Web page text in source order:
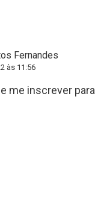
Fernandes
às 11:56
me inscrever